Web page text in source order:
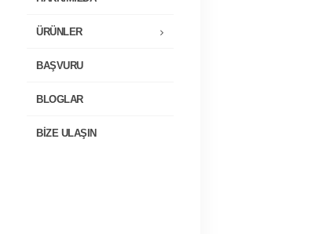
ÜRÜNLER
BAŞVURU
BLOGLAR
BIZE ULAŞIN